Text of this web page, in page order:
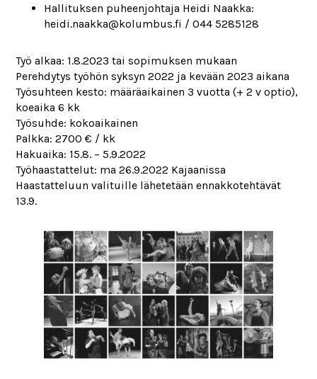
Hallituksen puheenjohtaja Heidi Naakka:
heidi.naakka@kolumbus.fi / 044 5285128
Työ alkaa: 1.8.2023 tai sopimuksen mukaan
Perehdytys työhön syksyn 2022 ja kevään 2023 aikana
Työsuhteen kesto: määräaikainen 3 vuotta (+ 2 v optio),
koeaika 6 kk
Työsuhde: kokoaikainen
Palkka: 2700 € / kk
Hakuaika: 15.8. – 5.9.2022
Työhaastattelut: ma 26.9.2022 Kajaanissa
Haastatteluun valituille lähetetään ennakkotehtävät
13.9.